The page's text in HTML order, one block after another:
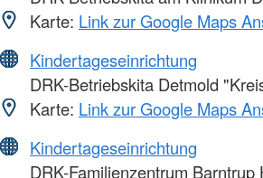
Karte: Link zur Google Maps
Kindertageseinrichtung
DRK-Betriebskita Detmold
Karte: Link zur Google Maps
Kindertageseinrichtung
DRK-Familienzentrum Barntrup